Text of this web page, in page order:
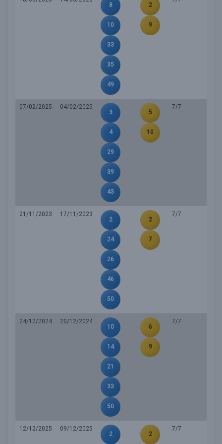
8
10
33
35
49
2
9
07/02/2025
04/02/2025
3
4
29
39
43
5
10
7/7
21/11/2023
17/11/2023
2
24
26
46
50
2
7
7/7
24/12/2024
20/12/2024
10
14
21
33
50
6
9
7/7
12/12/2025
09/12/2025
2
2
7/7